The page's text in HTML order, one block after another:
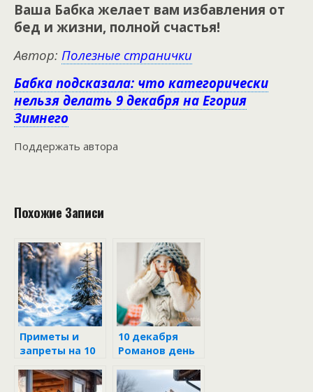
Ваша Бабка желает вам избавления от
бед и жизни, полной счастья!
Автор: Полезные странички
Бабка подсказала: что категорически
нельзя делать 9 декабря на Егория
Зимнего
Поддержать автора
Похожие Записи
Приметы и
запреты на 10
Романов день
10 декабря
Романов день